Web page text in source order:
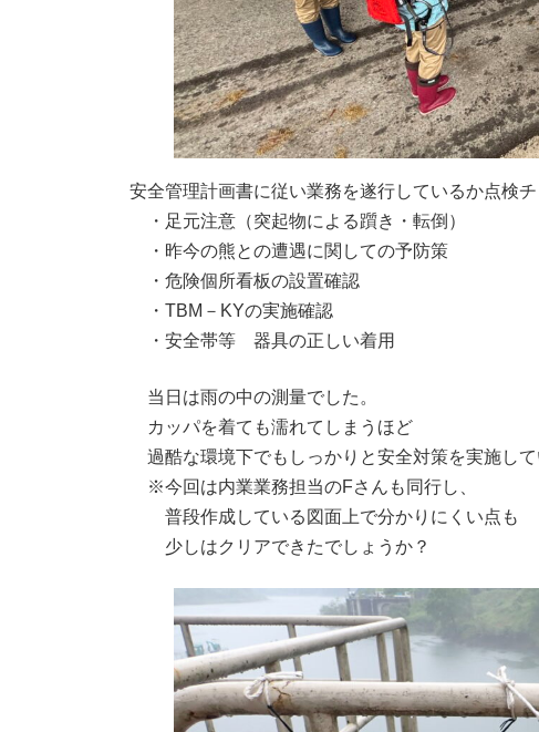
安全管理計画書に従い業務を遂行しているか点検チ
・足元注意（突起物による躓き・転倒）
・昨今の熊との遭遇に関しての予防策
・危険個所看板の設置確認
・TBM－KYの実施確認
・安全帯等 器具の正しい着用
当日は雨の中の測量でした。
カッパを着ても濡れてしまうほど
過酷な環境下でもしっかりと安全対策を実施して
※今回は内業業務担当のFさんも同行し、
普段作成している図面上で分かりにくい点も
少しはクリアできたでしょうか？